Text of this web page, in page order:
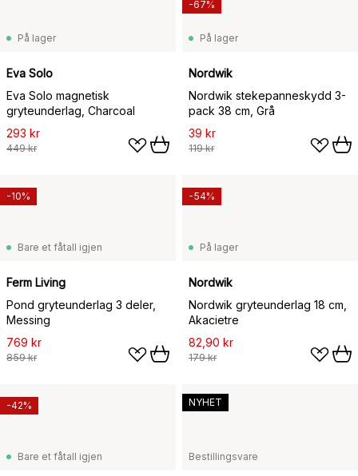
På lager
Eva Solo
Eva Solo magnetisk
gryteunderlag, Charcoal
293 kr
449 kr
På lager
Nordwik
Nordwik stekepanneskydd 3-
pack 38 cm, Grå
39 kr
119 kr
-67%
Bare et fåtall igjen
Ferm Living
Pond gryteunderlag 3 deler,
Messing
769 kr
859 kr
-10%
På lager
Nordwik
Nordwik gryteunderlag 18 cm,
Akacietre
82,90 kr
179 kr
-54%
Bare et fåtall igjen
-42%
Bestillingsvare
NYHET